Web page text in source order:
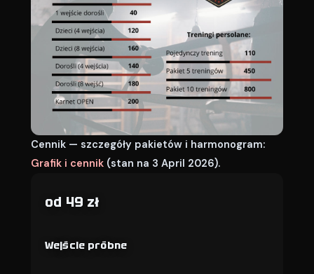
Cennik — szczegóły pakietów i harmonogram:
Grafik i cennik (stan na 3 April 2026).
od 49 zł
Wejście próbne